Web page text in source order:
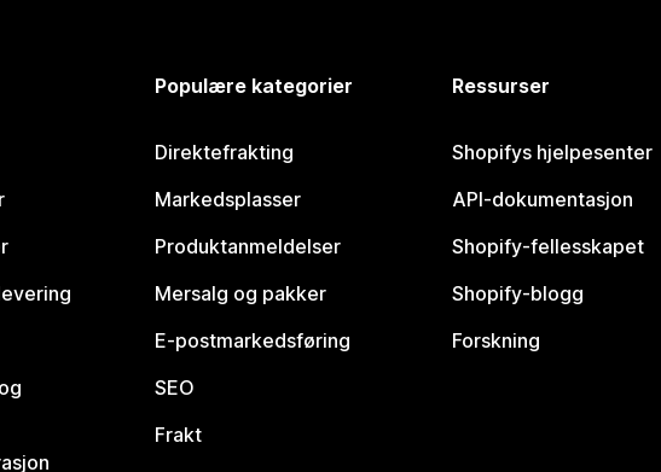
Populære kategorier
Direktefrakting
Markedsplasser
Produktanmeldelser
Mersalg og pakker
E-postmarkedsføring
SEO
Frakt
Ressurser
Shopifys hjelpesenter
API-dokumentasjon
Shopify-fellesskapet
Shopify-blogg
Forskning